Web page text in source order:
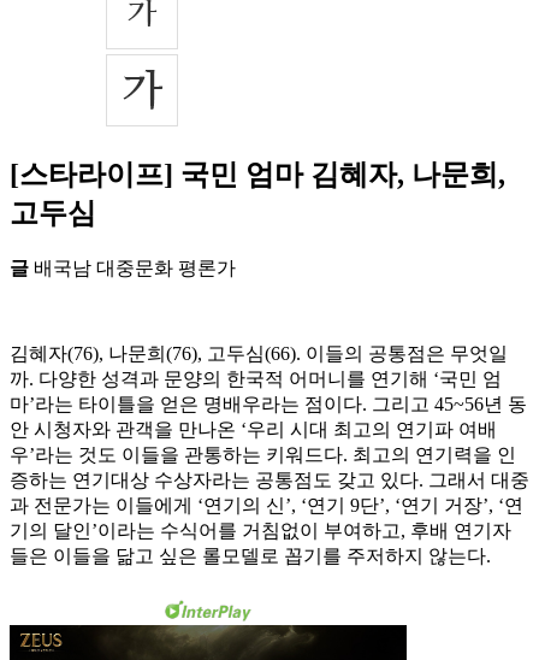
[스타라이프] 국민 엄마 김혜자, 나문희,
고두심
글 배국남 대중문화 평론가
김혜자(76), 나문희(76), 고두심(66). 이들의 공통점은 무엇일
까. 다양한 성격과 문양의 한국적 어머니를 연기해 ‘국민 엄
마’라는 타이틀을 얻은 명배우라는 점이다. 그리고 45~56년 동
안 시청자와 관객을 만나온 ‘우리 시대 최고의 연기파 여배
우’라는 것도 이들을 관통하는 키워드다. 최고의 연기력을 인
증하는 연기대상 수상자라는 공통점도 갖고 있다. 그래서 대중
과 전문가는 이들에게 ‘연기의 신’, ‘연기 9단’, ‘연기 거장’, ‘연
기의 달인’이라는 수식어를 거침없이 부여하고, 후배 연기자
들은 이들을 닮고 싶은 롤모델로 꼽기를 주저하지 않는다.